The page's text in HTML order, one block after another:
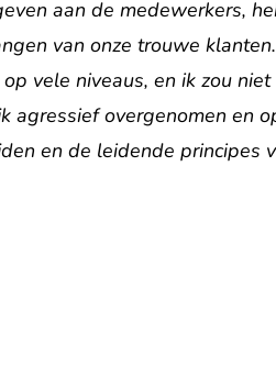
aan de medewerkers,
van onze trouwe
vele niveaus, en ik zou
agressief overgenomen en
en de leidende principes